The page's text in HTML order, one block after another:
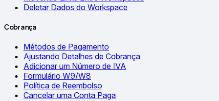
Deletar Dados do Workspace
Cobrança
Métodos de Pagamento
Ajustando Detalhes de Cobrança
Adicionar um Número de IVA
Formulário W9/W8
Política de Reembolso
Cancelar uma Conta Paga